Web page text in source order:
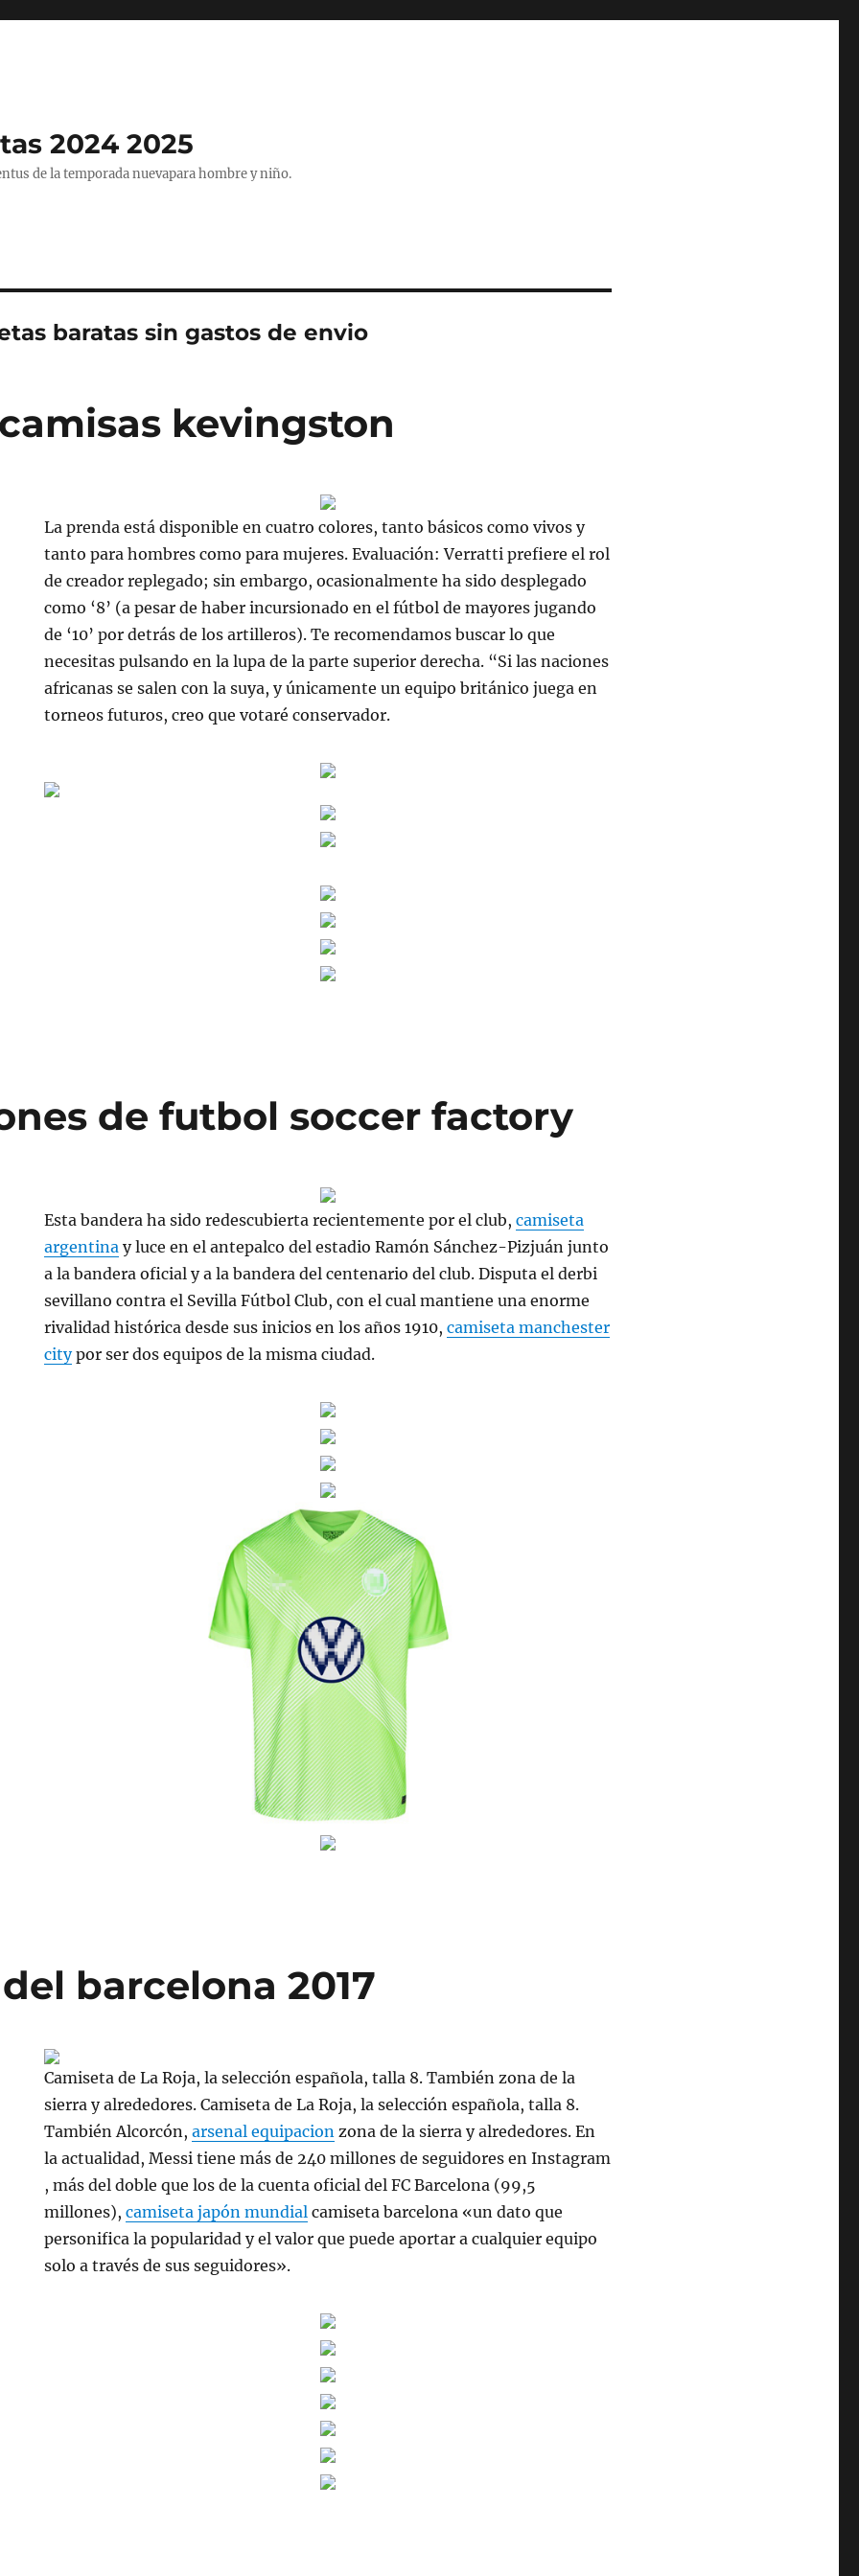
2024 2025
de la temporada nuevapara hombre y niño.
baratas sin gastos de envio
kevingston
La prenda está disponible en cuatro colores, tanto básicos como vivos y
tanto para hombres como para mujeres. Evaluación: Verratti prefiere el rol
de creador replegado; sin embargo, ocasionalmente ha sido desplegado
como ‘8’ (a pesar de haber incursionado en el fútbol de mayores jugando
de ‘10’ por detrás de los artilleros). Te recomendamos buscar lo que
necesitas pulsando en la lupa de la parte superior derecha. “Si las naciones
africanas se salen con la suya, y únicamente un equipo británico juega en
torneos futuros, creo que votaré conservador.
de futbol soccer factory
Esta bandera ha sido redescubierta recientemente por el club,camiseta
argentina y luce en el antepalco del estadio Ramón Sánchez-Pizjuán junto
a la bandera oficial y a la bandera del centenario del club. Disputa el derbi
sevillano contra el Sevilla Fútbol Club, con el cual mantiene una enorme
rivalidad histórica desde sus inicios en los años 1910,camiseta manchester
citypor ser dos equipos de la misma ciudad.
barcelona 2017
Camiseta de La Roja, la selección española, talla 8. También zona de la
sierra y alrededores. Camiseta de La Roja, la selección española, talla 8.
También Alcorcón,arsenal equipacion zona de la sierra y alrededores. En
la actualidad, Messi tiene más de 240 millones de seguidores en Instagram
, más del doble que los de la cuenta oficial del FC Barcelona (99,5
millones),camiseta japón mundial camiseta barcelona «un dato que
personifica la popularidad y el valor que puede aportar a cualquier equipo
solo a través de sus seguidores».